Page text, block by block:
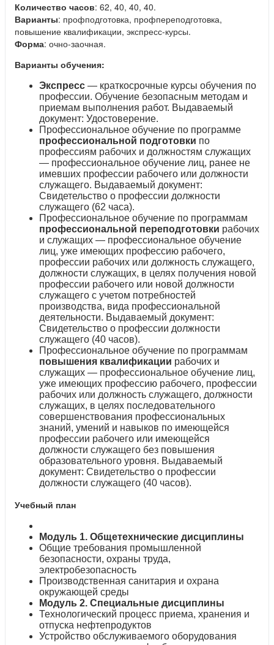
Количество часов: 62, 40, 40, 40.
Варианты: профподготовка, профпереподготовка,
повышение квалификации, экспресс-курсы.
Форма: очно-заочная.
Варианты обучения:
Экспресс — краткосрочные курсы обучения по
профессии. Обучение безопасным методам и
приемам выполнения работ. Выдаваемый
документ: Удостоверение.
Профессиональное обучение по программе
профессиональной подготовки по
профессиям рабочих и должностям служащих
— профессиональное обучение лиц, ранее не
имевших профессии рабочего или должности
служащего. Выдаваемый документ:
Свидетельство о профессии должности
служащего (62 часа).
Профессиональное обучение по программам
профессиональной переподготовки рабочих
и служащих — профессиональное обучение
лиц, уже имеющих профессию рабочего,
профессии рабочих или должность служащего,
должности служащих, в целях получения новой
профессии рабочего или новой должности
служащего с учетом потребностей
производства, вида профессиональной
деятельности. Выдаваемый документ:
Свидетельство о профессии должности
служащего (40 часов).
Профессиональное обучение по программам
повышения квалификации рабочих и
служащих — профессиональное обучение лиц,
уже имеющих профессию рабочего, профессии
рабочих или должность служащего, должности
служащих, в целях последовательного
совершенствования профессиональных
знаний, умений и навыков по имеющейся
профессии рабочего или имеющейся
должности служащего без повышения
образовательного уровня. Выдаваемый
документ: Свидетельство о профессии
должности служащего (40 часов).
Учебный план
Модуль 1. Общетехнические дисциплины
Общие требования промышленной
безопасности, охраны труда,
электробезопасность
Производственная санитария и охрана
окружающей среды
Модуль 2. Специальные дисциплины
Технологический процесс приема, хранения и
отпуска нефтепродуктов
Устройство обслуживаемого оборудования